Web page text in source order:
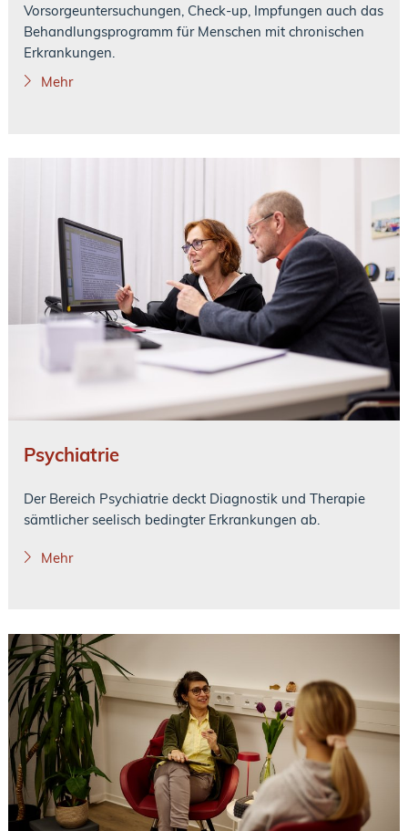
Vorsorgeuntersuchungen, Check-up, Impfungen auch das
Behandlungsprogramm für Menschen mit chronischen
Erkrankungen.
Mehr
Psychiatrie
Der Bereich Psychiatrie deckt Diagnostik und Therapie
sämtlicher seelisch bedingter Erkrankungen ab.
Mehr